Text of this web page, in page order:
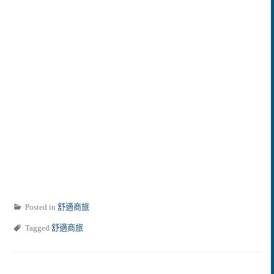
Posted in 舒適商旅
Tagged 舒適商旅